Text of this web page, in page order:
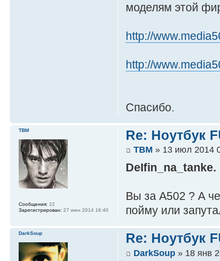
моделям этой
http://
http://
Спасибо.
Re: Ноутбук
ТВМ » 13 июл 2014
DeIfin_na_tanke.
Вы за А502 ? А
пойму или
ТВМ
Сообщения: 22
Зарегистрирован: 27 июн 2014 16:40
Re: Ноутбук
DarkSoup» 18 янв
DarkSoup